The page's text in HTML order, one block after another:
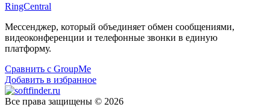
RingCentral
Мессенджер, который объединяет обмен сообщениями,
видеоконференции и телефонные звонки в единую
платформу.
Сравнить с GroupMe
Добавить в избранное
Все права защищены © 2026